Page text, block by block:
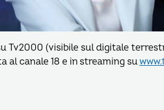
(visibile sul digitale
canale 18 e in streaming su